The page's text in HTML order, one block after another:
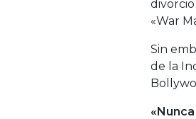
«War
Sin
de la